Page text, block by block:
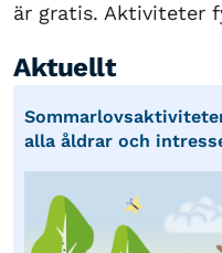
är gratis. Aktiviteter
Aktuellt
alla åldrar och